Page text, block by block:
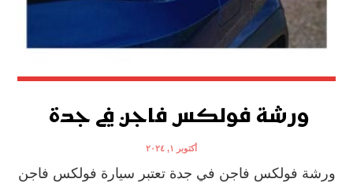
ورشة فولكس فاجن في جدة
أكتوبر ١, ٢٠٢٤
ورشة فولكس فاجن في جدة تعتبر سيارة فولكس فاجن